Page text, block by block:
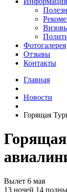
Фотогалерея
Отзывы
Контакты
Главная
Новости
Горящая
Вылет 6 мая
13 ночей 14